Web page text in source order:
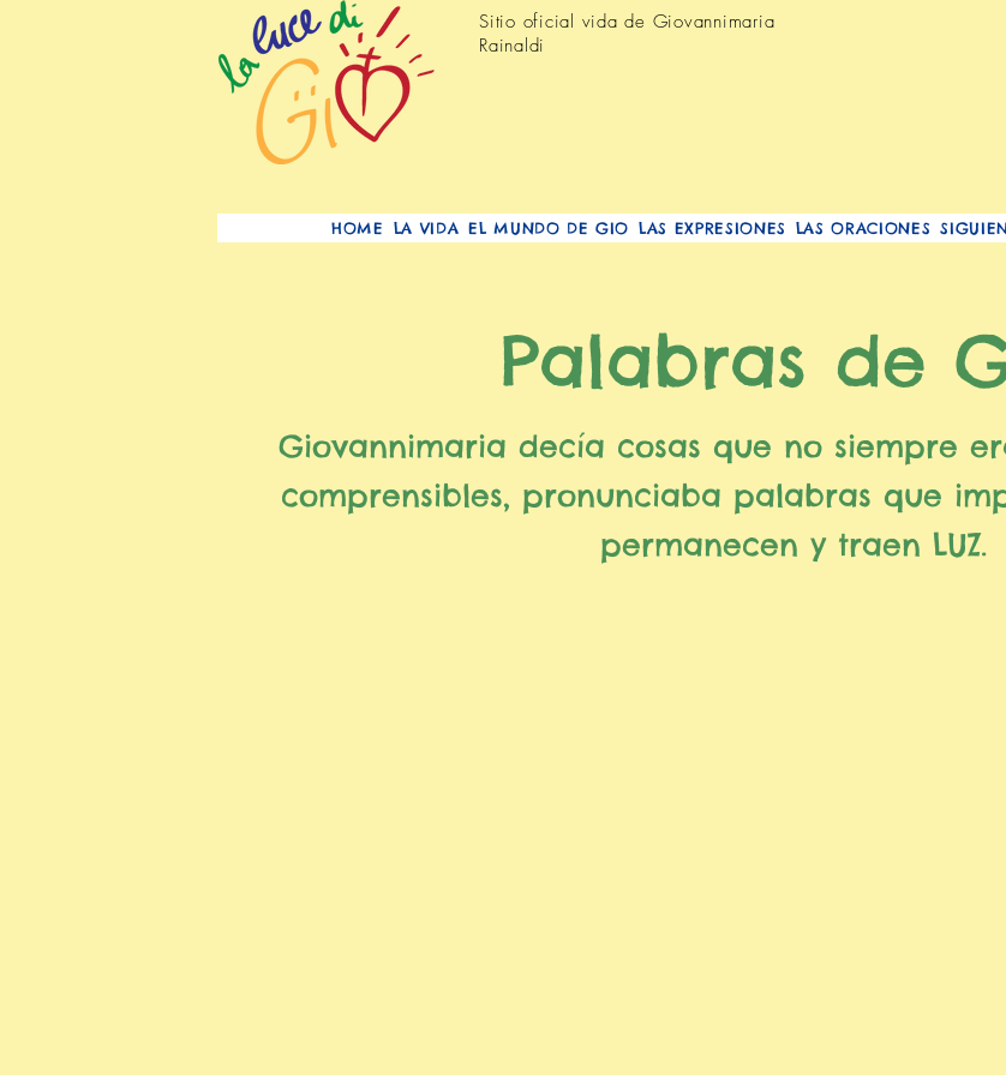
Sitio oficial vida de Giovannimaria
Rainaldi
HOME LA VIDA EL MUNDO DE GIO LAS EXPRESIONES LAS ORACIONES
Palabras de
Giovannimaria decía cosas que no siempre
comprensibles, pronunciaba palabras que
permanecen y traen LUZ.